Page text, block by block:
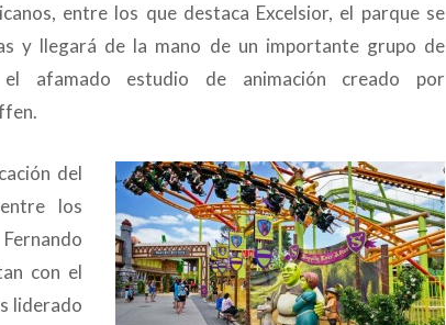
entre los que destaca Excelsior, el parque se
y llegará de la mano de un importante grupo de
el afamado estudio de animación creado por
del
los
con el
liderado